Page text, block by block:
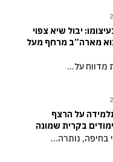
יבול שיא צפוי
מארה”ב מרחף מעל
מדווח על…
על הרצף
בקרית שמונה
בחיפה, נותרה…